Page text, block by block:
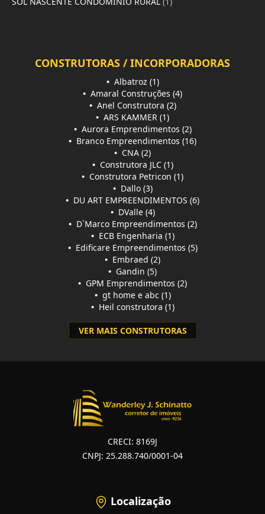
CONSTRUTORAS / INCORPORADORAS
• Albatroz (1)
• Amaral Construções (4)
• Anel Construtora (2)
• ARS KAMMER (1)
• Aurora Emprendimentos (2)
• Branco Empreendimentos (16)
• CNA (2)
• Construtora JLC (1)
• Construtora Petricon (1)
• Dallo (3)
• DU ART EMPREENDIMENTOS (6)
• DValle (4)
• D`Marco Empreendimentos (2)
• ECB Engenharia (1)
• Edificare Empreendimentos (5)
• Embraed (2)
• Gandin (5)
• GPM Emprendimentos (2)
• gt home e abc (1)
• Heil construtora (1)
VER MAIS CONSTRUTORAS
CRECI: 8169J
CNPJ: 25.288.740/0001-04
Localização